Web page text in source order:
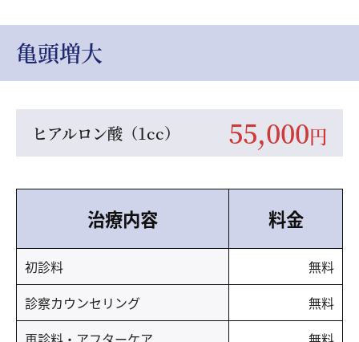
亀頭増大
ヒアルロン酸（1cc） 55,000円
治療内容 料金
初診料
無料
診察カウンセリング
無料